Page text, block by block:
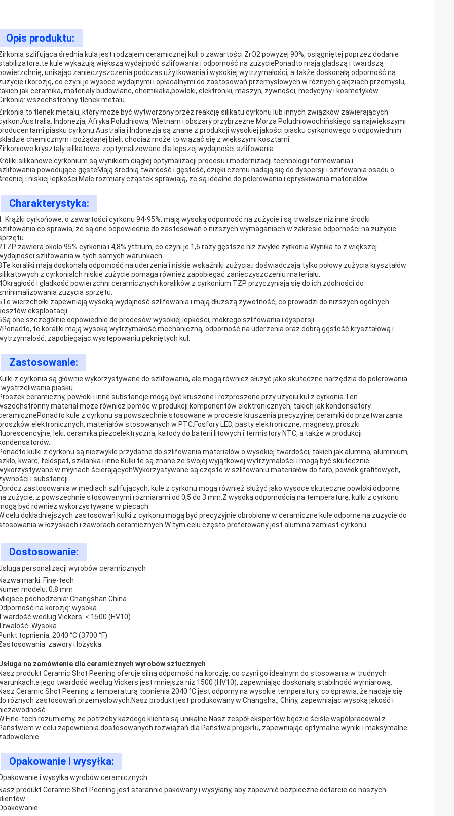
Opis produktu:
szlifująca średnia kula jest rodzajem ceramicznej kuli o zawartości ZrO2 powyżej 90%, osiągniętej poprzez dodanie
kule wykazują większą wydajność szlifowania i odporność na zużyciePonadto mają gładszą i twardszą
unikając zanieczyszczenia podczas użytkowania.i wysokiej wytrzymałości, a także doskonałą odporność na
i korozję, co czyni je wysoce wydajnymi i opłacalnymi do zastosowań przemysłowych w różnych gałęziach przemysłu,
jak ceramika, materiały budowlane, chemikalia,powłoki, elektroniki, maszyn, żywności, medycyny i kosmetyków.
wszechstronny tlenek metalu
to tlenek metalu, który może być wytworzony przez reakcję silikatu cyrkonu lub innych związków zawierających
Indonezja, Afryka Południowa, Wietnam i obszary przybrzeżne Morza Południowochińskiego są największymi
piasku cyrkonu.Australia i Indonezja są znane z produkcji wysokiej jakości piasku cyrkonowego o odpowiednim
chemicznym i pożądanej bieli, chociaż może to wiązać się z większymi kosztami.
kryształy silikatowe: zoptymalizowane dla lepszej wydajności szlifowania
silikanowe cyrkonium są wynikiem ciągłej optymalizacji procesu i modernizacji technologii formowania i
gęsteMają średnią twardość i gęstość, dzięki czemu nadają się do dyspersji i szlifowania osadu o
i niskiej lepkości.Małe rozmiary cząstek sprawiają, że są idealne do polerowania i opryskiwania materiałów.
Charakterystyka:
Krążki cyrkońowe, o zawartości cyrkonu 94-95%, mają wysoką odporność na zużycie i są trwalsze niż inne środki
sprawia, że są one odpowiednie do zastosowań o niższych wymaganiach w zakresie odporności na zużycie
zawiera około 95% cyrkonia i 4,8% yttrium, co czyni je 1,6 razy gęstsze niż zwykłe żyrkonia.Wynika to z większej
szlifowania w tych samych warunkach.
koraliki mają doskonałą odporność na uderzenia i niskie wskaźniki zużycia.i doświadczają tylko połowy zużycia kryształów
z cyrkoniaIch niskie zużycie pomaga również zapobiegać zanieczyszczeniu materiału.
i gładkość powierzchni ceramicznych koralików z cyrkonium TZP przyczyniają się do ich zdolności do
zużycia sprzętu.
wierzchołki zapewniają wysoką wydajność szlifowania i mają dłuższą żywotność, co prowadzi do niższych ogólnych
eksploatacji.
one szczególnie odpowiednie do procesów wysokiej lepkości, mokrego szlifowania i dyspersji.
te koraliki mają wysoką wytrzymałość mechaniczną, odporność na uderzenia oraz dobrą gęstość kryształową i
zapobiegając występowaniu pękniętych kul.
Zastosowanie:
z cyrkonia są głównie wykorzystywane do szlifowania, ale mogą również służyć jako skuteczne narzędzia do polerowania
wystrzeliwania piasku.
ceramiczny, powłoki i inne substancje mogą być kruszone i rozproszone przy użyciu kul z cyrkonia.Ten
materiał może również pomóc w produkcji komponentów elektronicznych, takich jak kondensatory
kule z cyrkonu są powszechnie stosowane w procesie kruszenia precyzyjnej ceramiki do przetwarzania
elektronicznych, materiałów stosowanych w PTC,Fosfory LED, pasty elektroniczne, magnesy, proszki
leki, ceramika piezoelektryczna, katody do baterii litowych i termistory NTC, a także w produkcji
kulki z cyrkonu są niezwykle przydatne do szlifowania materiałów o wysokiej twardości, takich jak alumina, aluminium,
kwarc, feldspat, szklanka i inne.Kulki te są znane ze swojej wyjątkowej wytrzymałości i mogą być skutecznie
w młynach ścierającychWykorzystywane są często w szlifowaniu materiałów do farb, powłok grafitowych,
i substancji.
zastosowania w mediach szlifujących, kule z cyrkonu mogą również służyć jako wysoce skuteczne powłoki odporne
zużycie, z powszechnie stosowanymi rozmiarami od 0,5 do 3 mm.Z wysoką odpornością na temperaturę, kulki z cyrkonu
być również wykorzystywane w piecach.
celu dokładniejszych zastosowań kulki z cyrkonu mogą być precyzyjnie obrobione w ceramiczne kule odporne na zużycie do
w łożyskach i zaworach ceramicznych.W tym celu często preferowany jest alumina zamiast cyrkonu..
Dostosowanie:
personalizacji wyrobów ceramicznych
marki: Fine-tech
modelu: 0,8 mm
pochodzenia: Changshan China
na korozję: wysoka
według Vickers: < 1500 (HV10)
Wysoka
topnienia: 2040 °C (3700 °F)
zawory i łożyska
na zamówienie dla ceramicznych wyrobów sztucznych
produkt Ceramic Shot Peening oferuje silną odporność na korozję, co czyni go idealnym do stosowania w trudnych
jego twardość według Vickers jest mniejsza niż 1500 (HV10), zapewniając doskonałą stabilność wymiarową.
Ceramic Shot Peening z temperaturą topnienia 2040 °C jest odporny na wysokie temperatury, co sprawia, że nadaje się
różnych zastosowań przemysłowych.Nasz produkt jest produkowany w Changsha., Chiny, zapewniając wysoką jakość i
Fine-tech rozumiemy, że potrzeby każdego klienta są unikalne.Nasz zespół ekspertów będzie ściśle współpracował z
w celu zapewnienia dostosowanych rozwiązań dla Państwa projektu, zapewniając optymalne wyniki i maksymalne
Opakowanie i wysyłka:
i wysyłka wyrobów ceramicznych
produkt Ceramic Shot Peening jest starannie pakowany i wysyłany, aby zapewnić bezpieczne dotarcie do naszych